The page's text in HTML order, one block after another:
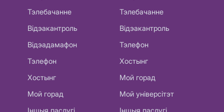
Тэлебачанне
Відэакантроль
Відэадамафон
Тэлефон
Хостынг
Мой горад
Іншыя паслугі
Тэлебачанне
Відэакантроль
Тэлефон
Хостынг
Мой горад
Мой універсітэт
Іншыя паслугі